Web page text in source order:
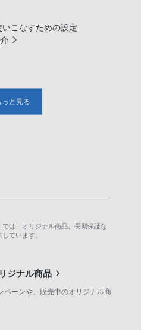
こなすための設定
っと見る
は、オリジナル商品、長期保証な
ています。
ジナル商品
ペーンや、販売中のオリジナル商